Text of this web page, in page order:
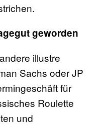
geworden
illustre
Sachs oder JP
für
Roulette
und